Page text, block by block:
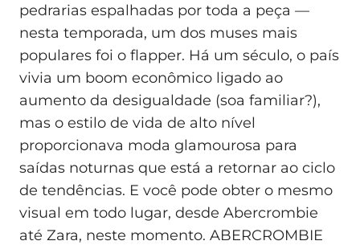
pedrarias espalhadas por toda a peça —
nesta temporada, um dos muses mais
populares foi o flapper. Há um século, o país
vivia um boom econômico ligado ao
aumento da desigualdade (soa familiar?),
mas o estilo de vida de alto nível
proporcionava moda glamourosa para
saídas noturnas que está a retornar ao ciclo
de tendências. E você pode obter o mesmo
visual em todo lugar, desde Abercrombie
até Zara, neste momento. ABERCROMBIE